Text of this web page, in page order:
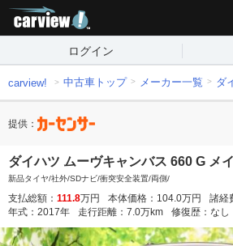
ログイン
carview! 中古車トップ メーカー一覧 ダ
提供：
ダイハツ ムーヴキャンバス 660 G メ
新品タイヤ/社外/SDナビ/衝突安全装置/両側/
支払総額： 111.8万円 本体価格： 104.0万円 諸経
年式： 2017年 走行距離： 7.0万km 修復歴： なし